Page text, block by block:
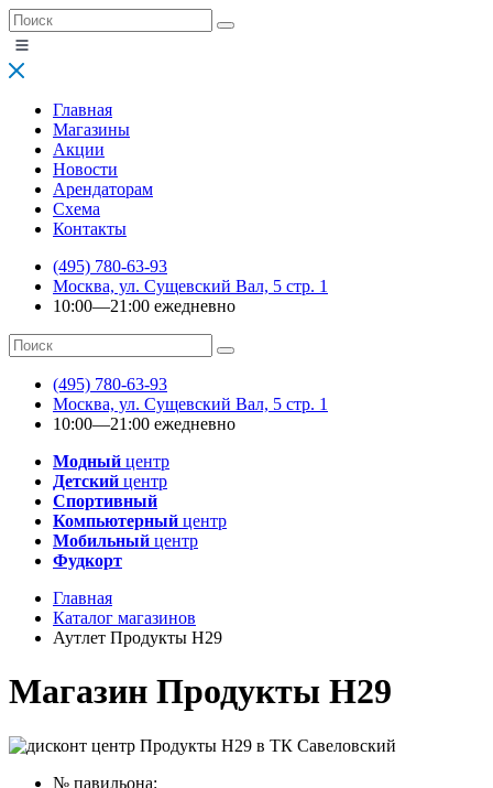
Главная
Магазины
Акции
Новости
Арендаторам
Схема
Контакты
(495) 780-63-93
Москва, ул. Сущевский Вал, 5 стр. 1
10:00—21:00 ежедневно
(495) 780-63-93
Москва, ул. Сущевский Вал, 5 стр. 1
10:00—21:00 ежедневно
Модный центр
Детский центр
Спортивный
Компьютерный центр
Мобильный центр
Фудкорт
Главная
Каталог магазинов
Аутлет Продукты H29
Магазин Продукты H29
№ павильона: